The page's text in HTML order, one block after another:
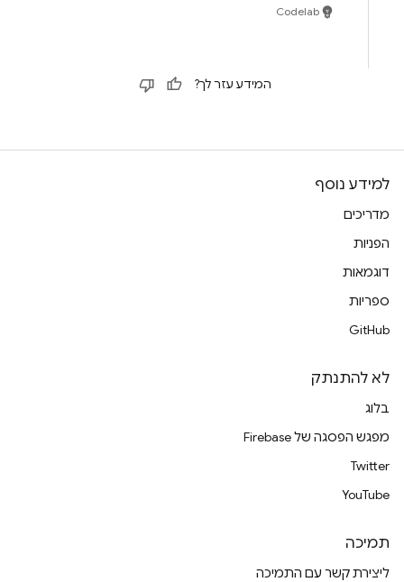
emoji_objects
Codelab
המידע עזר לך?
למידע נוסף
מדריכים
הפניות
דוגמאות
ספריות
GitHub
לא להתנתק
בלוג
מפגש הפסגה של Firebase
Twitter
YouTube
תמיכה
ליצירת קשר עם התמיכה